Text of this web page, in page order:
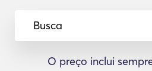
Busca
O preço inclui